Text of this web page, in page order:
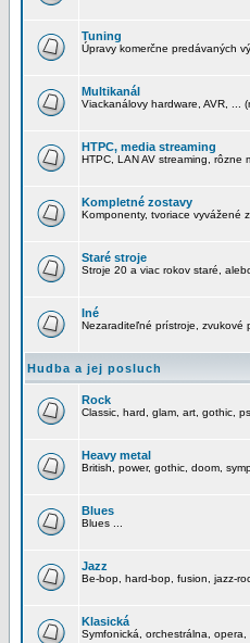
Tuning
Úpravy komerčne predávaných
Multikanál
Viackanálovy hardware, AVR, ...
HTPC, media streaming
HTPC, LAN AV streaming, rôzne
Kompletné zostavy
Komponenty, tvoriace vyvážené
Staré stroje
Stroje 20 a viac rokov staré,
Iné
Nezaraditeľné prístroje, zvukové
Hudba a jej posluch
Rock
Classic, hard, glam, art, gothic,
Heavy metal
British, power, gothic, doom,
Blues
Blues ...
Jazz
Be-bop, hard-bop, fusion, jazz-
Klasická
Symfonická, orchestrálna, opera,